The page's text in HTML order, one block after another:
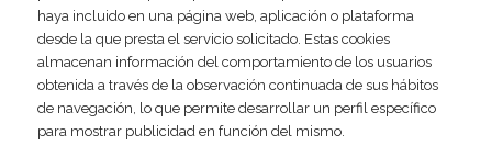
haya incluido en una página web, aplicación o plataforma
desde la que presta el servicio solicitado. Estas cookies
almacenan información del comportamiento de los usuarios
obtenida a través de la observación continuada de sus hábitos
de navegación, lo que permite desarrollar un perfil específico
para mostrar publicidad en función del mismo.